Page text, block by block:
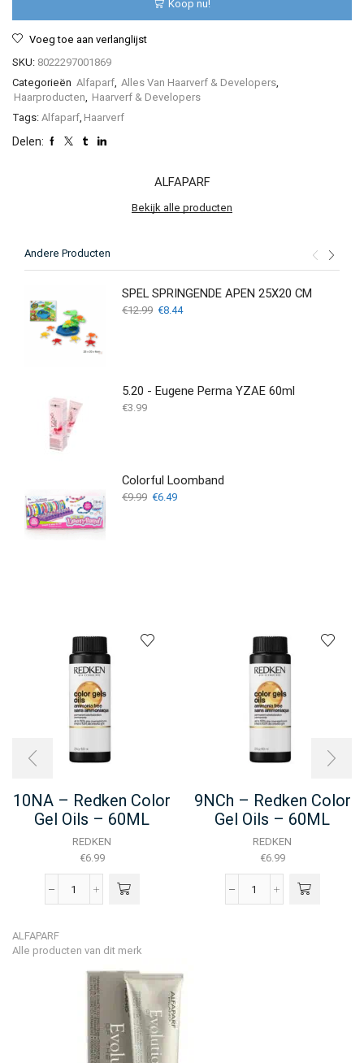
Koop nu!
Voeg toe aan verlanglijst
SKU: 8022297001869
Categorieën Alfaparf Alles Van Haarverf & Developers
Haarproducten
Haarverf & Developers
Tags: Alfaparf Haarverf
Delen:
ALFAPARF
Bekijk alle producten
Andere Producten
SPEL SPRINGENDE APEN 25X20 CM
€12.99 Oorspronkelijke
€8.44Huidige
5.20 - Eugene Perma YZAE 60ml
€3.99
Colorful Loomband
€9.99 Oorspronkelijke
€6.49Huidige
10NA – Redken Color
Gel Oils – 60ML
REDKEN
€6.99
10NA
Gel
Oils
60ML
aantal
9NCh – Redken Color
Gel Oils – 60ML
REDKEN
€6.99
9NCh
ALFAPARF
Alle producten van dit merk